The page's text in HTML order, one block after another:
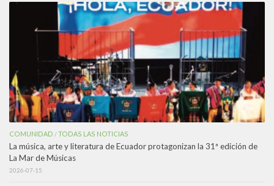
COMUNIDAD /TODAS LAS NOTICIAS
La música, arte y literatura de Ecuador protagonizan la 31ª edición de
La Mar de Músicas
2026-07-15